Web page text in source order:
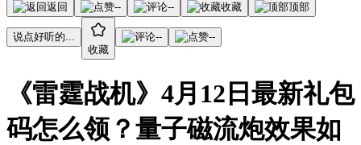
返回 -- -- 收藏 顶部
说点好听的...
收藏
-- --
《雷霆战机》4月12日最新礼包
码怎么领？量子磁流炮效果如